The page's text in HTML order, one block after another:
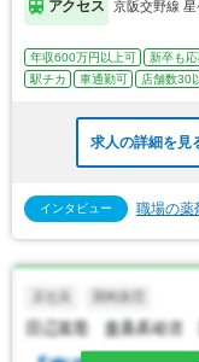
アクセス 京阪交野線
年収600万円以上可 新卒も
駅チカ
車通勤可 店舗数30
求人の詳細を見
インタビュー 職場の薬